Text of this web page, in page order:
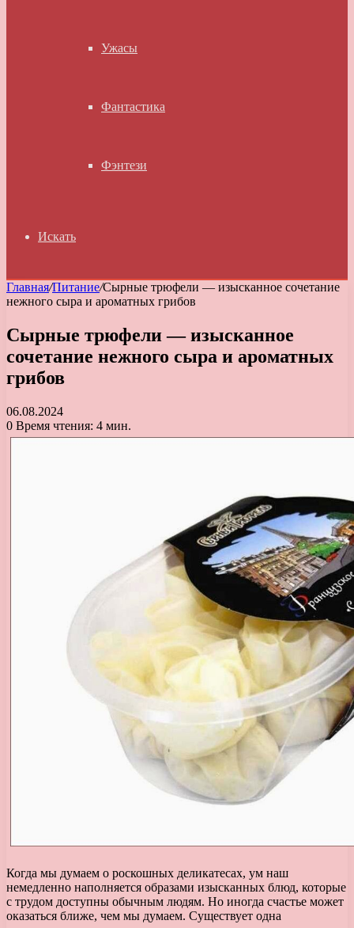
Ужасы
Фантастика
Фэнтези
Искать
Главная/Питание/Сырные трюфели — изысканное сочетание
нежного сыра и ароматных грибов
Сырные трюфели — изысканное
сочетание нежного сыра и ароматных
грибов
06.08.2024
0 Время чтения: 4 мин.
Когда мы думаем о роскошных деликатесах, ум наш
немедленно наполняется образами изысканных блюд, которые
с трудом доступны обычным людям. Но иногда счастье может
оказаться ближе, чем мы думаем. Существует одна